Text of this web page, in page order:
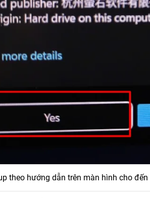
theo hướng dẫn trên màn hình cho